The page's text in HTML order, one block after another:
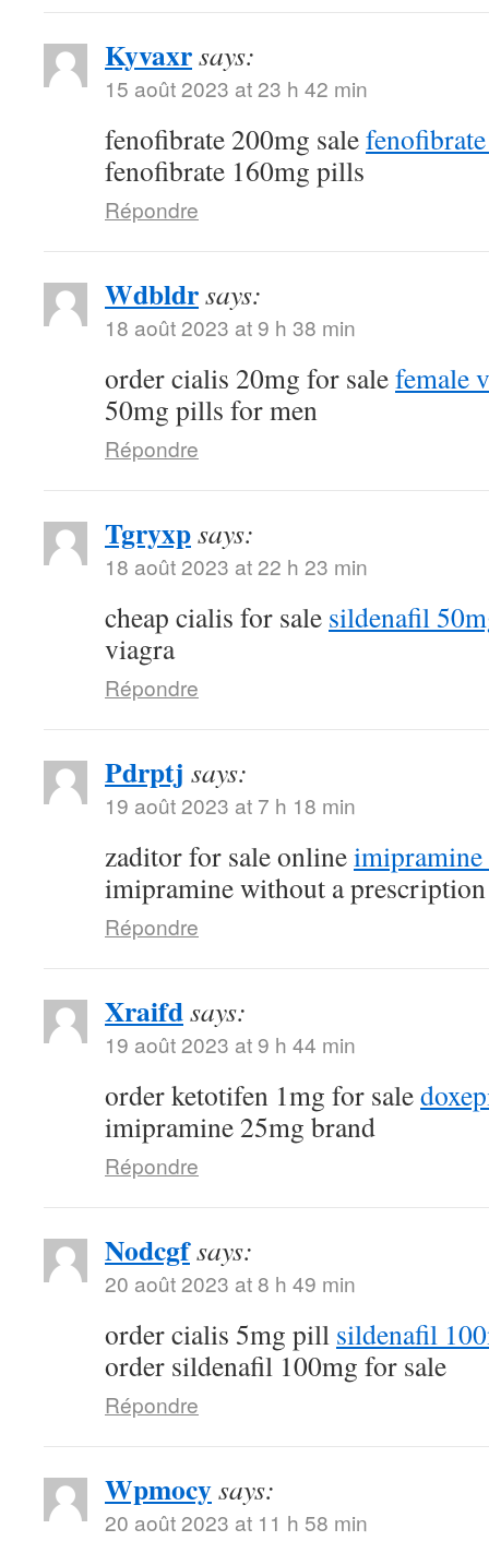
Kyvaxrsays:
15 août 2023 at 23 h 42 min
fenofibrate 200mg sale
fenofibrate 160mg pills
Répondre
Wdbldrsays:
18 août 2023 at 9 h 38 min
order cialis 20mg for salefemale
50mg pills for men
Répondre
Tgryxpsays:
18 août 2023 at 22 h 23 min
cheap cialis for sale sildenafil
viagra
Répondre
Pdrptj says:
19 août 2023 at 7 h 18 min
zaditor for sale onlineimipramine
imipramine without a prescription
Répondre
Xraifdsays:
19 août 2023 at 9 h 44 min
order ketotifen 1mg for sale
imipramine 25mg brand
Répondre
Nodcgfsays:
20 août 2023 at 8 h 49 min
order cialis 5mg pill sildenafil
order sildenafil 100mg for sale
Répondre
Wpmocysays:
20 août 2023 at 11 h 58 min